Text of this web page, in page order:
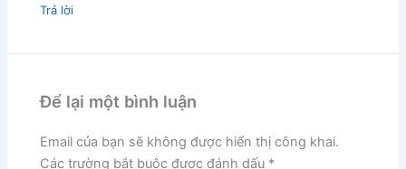
Trả lời
Để lại một bình luận
Email của bạn sẽ không được hiển thị công khai.
Các trường bắt buộc được đánh dấu *